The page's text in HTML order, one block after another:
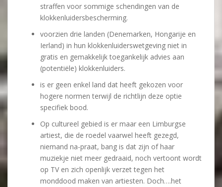
straffen voor sommige schendingen van de
klokkenluidersbescherming.
voorzien drie landen (Denemarken, Hongarije en
Ierland) in hun klokkenluiderswetgeving niet in
gratis en gemakkelijk toegankelijk advies aan
(potentiële) klokkenluiders.
is er geen enkel land dat heeft gekozen voor
hogere normen terwijl de richtlijn deze optie
specifiek bood.
Op cultureel gebied is er maar een Limburgse
artiest, die de roedel vaarwel heeft gezegd,
niemand na-praat, bang is dat zijn of haar
muziekje niet meer gedraaid, noch vertoont wordt
op TV en zich openlijk verzet tegen het
monddood maken van artiesten. Doch….het